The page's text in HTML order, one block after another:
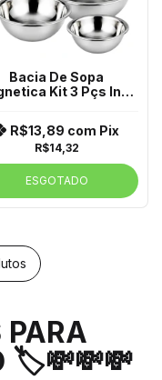
Bacia De Sopa
Kit 3 Pçs Inox
R$14,32
R$13,89 com Pix
ESGOTADO
PARA
🏷️💸💸💸